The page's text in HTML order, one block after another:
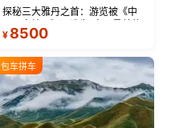
探秘三大雅丹之首：游览被《中
国国家地理》评选为“中国最美的
三大雅丹”第一名的克拉玛依魔鬼
瓦人最大村落——禾木村，欣赏
晨雾与小木...
¥ 8500
包车拼车